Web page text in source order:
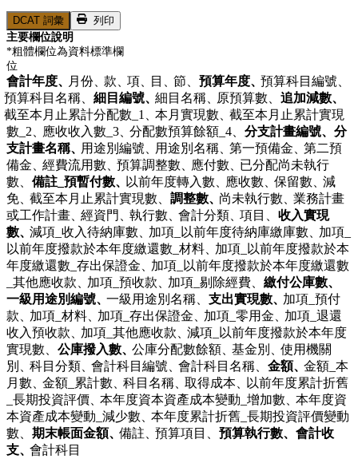
DCAT 詞彙
列印
主要欄位說明
*粗體欄位為資料標準欄
位
會計年度、 月份、款、項、 目、節、 預算年度、預算科目編號、
預算科目名稱、 細目編號、細目名稱、原預算數、 追加減數、
截至本月止累計分配數_1、本月實現數、截至本月止累計實現
數_2、應收收入數_3、分配數預算餘額_4、 分支計畫編號、 分
支計畫名稱、用途別編號、用途別名稱、第一預備金、第二預
備金、經費流用數、預算調整數、應付數、已分配尚未執行
數、 備註_預暫付數、 以前年度轉入數、應收數、保留數、減
免、截至本月止累計實現數、 調整數、尚未執行數、業務計畫
或工作計畫、經資門、執行數、會計分類、項目、 收入實現
數、減項_收入待納庫數、加項_以前年度待納庫繳庫數、加項_
以前年度撥款於本年度繳還數_材料、加項_以前年度撥款於本
年度繳還數_存出保證金、加項_以前年度撥款於本年度繳還數
_其他應收款、加項_預收款、加項_剔除經費、 繳付公庫數、
一級用途別編號、一級用途別名稱、 支出實現數、加項_預付
款、加項_材料、加項_存出保證金、加項_零用金、加項_退還
收入預收款、加項_其他應收款、減項_以前年度撥款於本年度
實現數、 公庫撥入數、公庫分配數餘額、基金別、使用機關
別、科目分類、會計科目編號、會計科目名稱、 金額、金額_本
月數、金額_累計數、科目名稱、取得成本、 以前年度累計折舊
_長期投資評價、本年度資本資產成本變動_增加數、本年度資
本資產成本變動_減少數、本年度累計折舊_長期投資評價變動
數、 期末帳面金額、備註、預算項目、 預算執行數、 會計收
支、會計科目